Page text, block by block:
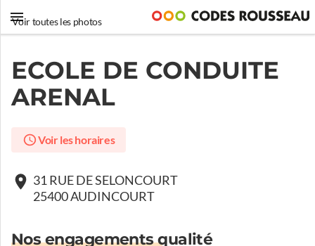
Voir toutes les photos
ECOLE DE CONDUITE
ARENAL
Voir les horaires
31 RUE DE SELONCOURT
25400 AUDINCOURT
Nos engagements qualité